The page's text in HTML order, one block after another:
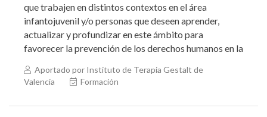
que trabajen en distintos contextos en el área
infantojuvenil y/o personas que deseen aprender,
actualizar y profundizar en este ámbito para
favorecer la prevención de los derechos humanos en la
Aportado por Instituto de Terapia Gestalt de
Valencia
Formación